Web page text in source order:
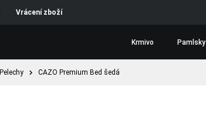
Vrácení zboží
Krmivo Pamlsky
Pelechy CAZO Premium Bed šedá